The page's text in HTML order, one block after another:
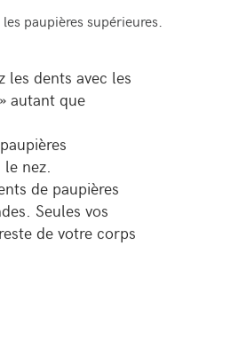
paupières supérieures.
les dents avec les
autant que
ères
le nez.
de paupières
Seules vos
de votre corps